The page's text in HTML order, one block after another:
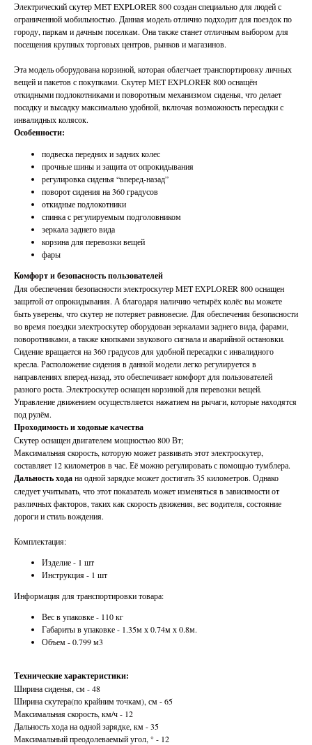
Электрический скутер MET EXPLORER 800 создан специально для людей с
ограниченной мобильностью. Данная модель отлично подходит для поездок по
городу, паркам и дачным поселкам. Она также станет отличным выбором для
посещения крупных торговых центров, рынков и магазинов.
Эта модель оборудована корзиной, которая облегчает транспортировку личных
вещей и пакетов с покупками. Скутер MET EXPLORER 800 оснащён
откидными подлокотниками и поворотным механизмом сиденья, что делает
посадку и высадку максимально удобной, включая возможность пересадки с
инвалидных колясок.
Особенности:
подвеска передних и задних колес
прочные шины и защита от опрокидывания
регулировка сиденья “вперед-назад”
поворот сидения на 360 градусов
откидные подлокотники
спинка с регулируемым подголовником
зеркала заднего вида
корзина для перевозки вещей
фары
Комфорт и безопасность пользователей
Для обеспечения безопасности электроскутер MET EXPLORER 800 оснащен
защитой от опрокидывания. А благодаря наличию четырёх колёс вы можете
быть уверены, что скутер не потеряет равновесие. Для обеспечения безопасности
во время поездки электроскутер оборудован зеркалами заднего вида, фарами,
поворотниками, а также кнопками звукового сигнала и аварийной остановки.
Сидение вращается на 360 градусов для удобной пересадки с инвалидного
кресла. Расположение сидения в данной модели легко регулируется в
направлениях вперед-назад, это обеспечивает комфорт для пользователей
разного роста. Электроскутер оснащен корзиной для перевозки вещей.
Управление движением осуществляется нажатием на рычаги, которые находятся
под рулём.
Проходимость и ходовые качества
Скутер оснащен двигателем мощностью 800 Вт;
Максимальная скорость, которую может развивать этот электроскутер,
составляет 12 километров в час. Её можно регулировать с помощью тумблера.
Дальность ходана одной зарядке может достигать 35 километров. Однако
следует учитывать, что этот показатель может изменяться в зависимости от
различных факторов, таких как скорость движения, вес водителя, состояние
дороги и стиль вождения.
Комплектация:
Изделие - 1 шт
Инструкция - 1 шт
Информация для транспортировки товара:
Вес в упаковке - 110 кг
Габариты в упаковке - 1.35м х 0.74м х 0.8м.
Объем - 0.799 м3
Технические характеристики:
Ширина сиденья, см - 48
Ширина скутера(по крайним точкам), см - 65
Максимальная скорость, км/ч - 12
Дальность хода на одной зарядке, км - 35
Максимальный преодолеваемый угол, ° - 12